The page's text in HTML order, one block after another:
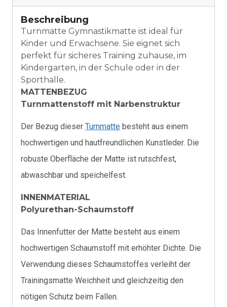
Beschreibung
Turnmatte Gymnastikmatte ist ideal für
Kinder und Erwachsene. Sie eignet sich
perfekt für sicheres Training zuhause, im
Kindergarten, in der Schule oder in der
Sporthalle.
MATTENBEZUG
Turnmattenstoff mit Narbenstruktur
Der Bezug dieser Turnmatte besteht aus einem
hochwertigen und hautfreundlichen Kunstleder. Die
robuste Oberfläche der Matte ist rutschfest,
abwaschbar und speichelfest.
INNENMATERIAL
Polyurethan-Schaumstoff
Das Innenfutter der Matte besteht aus einem
hochwertigen Schaumstoff mit erhöhter Dichte. Die
Verwendung dieses Schaumstoffes verleiht der
Trainingsmatte Weichheit und gleichzeitig den
nötigen Schutz beim Fallen.